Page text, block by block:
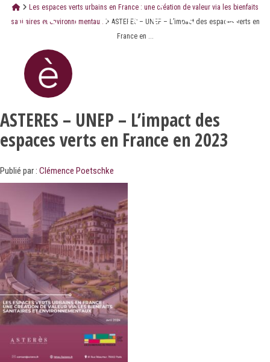
Les espaces verts urbains en France : une création de valeur via les bienfaits
sanitaires et environnementaux
ASTERES – UNEP – L’impact des espaces verts en
France en ...
ASTERES – UNEP – L’impact des
espaces verts en France en 2023
Publié par : Clémence Poetschke